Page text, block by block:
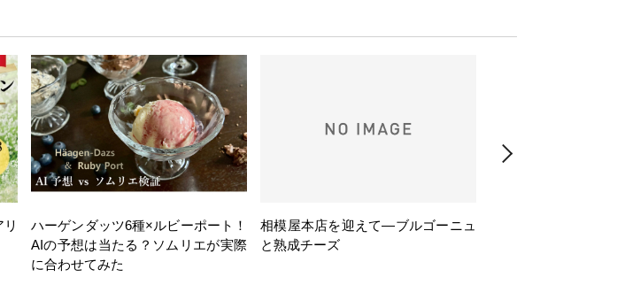
ハーゲンダッツ6種×ルビーポート！
AIの予想は当たる？ソムリエが実際
に合わせてみた
相模屋本店を迎えて―ブルゴーニュ
と熟成チーズ